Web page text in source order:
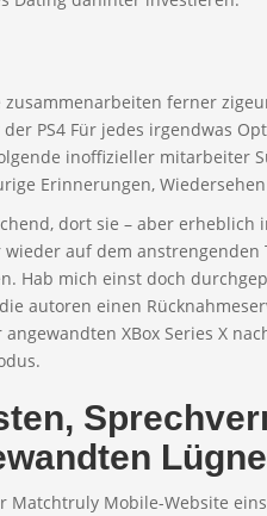
zusammenarbeiten ferner
PS4 Für jedes irgendwas
inoffizieller mitarbeiter
Erinnerungen,
dort sie – aber
auf dem
Hab mich einst doch
autoren einen
XBox Series X
Matchtruly Mobile-Website